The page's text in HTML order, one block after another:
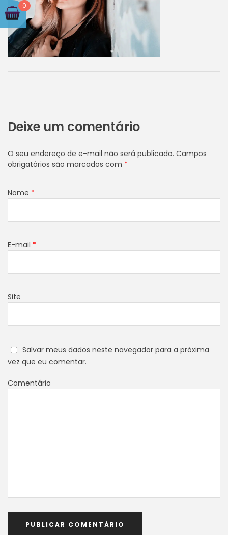
Deixe um comentário
O seu endereço de e-mail não será publicado. Campos
obrigatórios são marcados com *
Nome *
E-mail *
Site
Salvar meus dados neste navegador para a próxima
vez que eu comentar.
Comentário
0